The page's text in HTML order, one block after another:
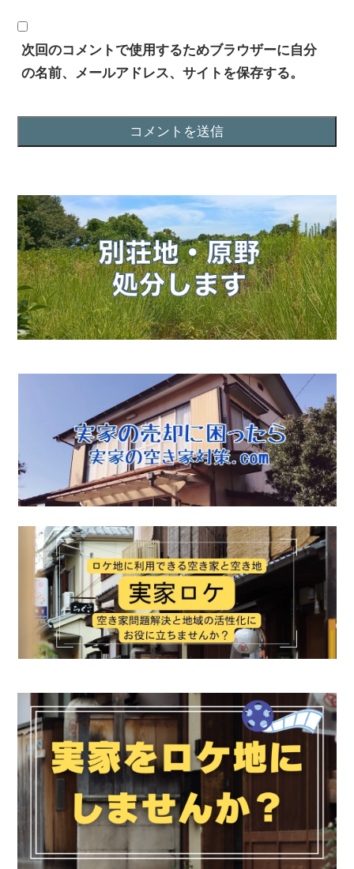
次回のコメントで使用するためブラウザーに自分
の名前、メールアドレス、サイトを保存する。